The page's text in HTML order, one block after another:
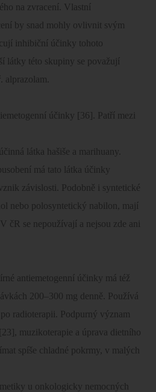
na zvracení. Vlastní
by snad mohly ovlivnit svým
inhibiční účinky tohoto
látky této skupiny se považují
alprazolam.
účinky [36]. Patří mezi
látka hašiše a marihuany.
má tato látka účinky
závislosti. Podobně i syntetické
nebo polosyntetický nabilon, mají
čR se nepoužívají a nejsou zde ani
antiemetogenní účinky má též
200–300 mg denně. Používá
radioterapii. Podpurný význam
muzikoterapie a úprava dietního
spíše chladné pokrmy, v malých
u onkologicky nemocných